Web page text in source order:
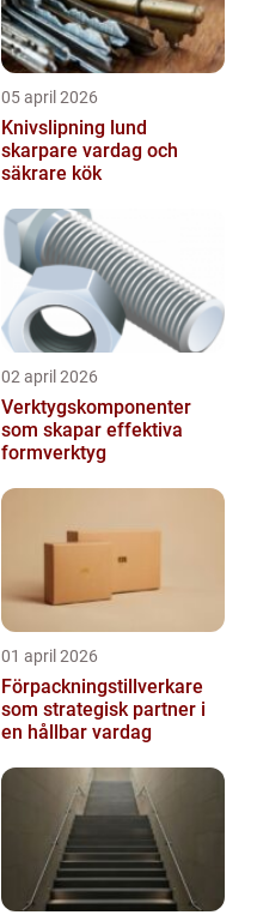
05 april 2026
Knivslipning lund
skarpare vardag och
säkrare kök
02 april 2026
Verktygskomponenter
som skapar effektiva
formverktyg
01 april 2026
Förpackningstillverkare
som strategisk partner i
en hållbar vardag